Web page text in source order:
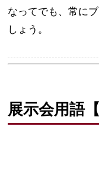
なってでも、常に
しょう。
展示会用語